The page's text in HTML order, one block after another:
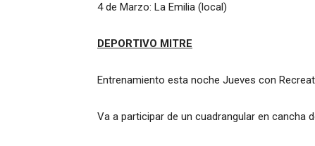
4 de Marzo: La Emilia (local)
DEPORTIVO MITRE
Entrenamiento esta noche Jueves con
Va a participar de un cuadrangular en cancha